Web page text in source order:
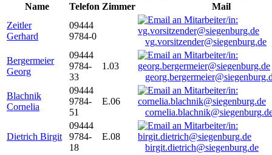
Name
Telefon Zimmer
Mail
Zeitler
Gerhard
09444
9784-0
vg.vorsitzender@siegenburg.de
Bergermeier
Georg
09444
9784-
33
1.03
Blachnik
Cornelia
09444
9784-
51
E.06
Dietrich Birgit
09444
9784-
18
E.08
birgit.dietrich@siegenburg.de